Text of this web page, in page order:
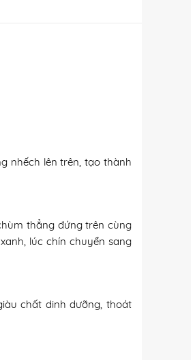
nhếch lên trên, tạo thành
thẳng đứng trên cùng
lúc chín chuyển sang
chất dinh dưỡng, thoát